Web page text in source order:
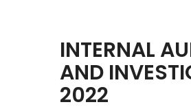
INTERNAL
AND
2022